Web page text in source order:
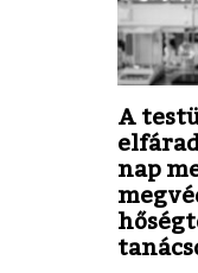
A
nap